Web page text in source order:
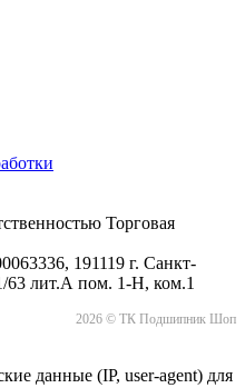
Торговая
191119 г. Санкт-
63 лит.А пом. 1-Н, ком.1
2026 © ТК Подшипник Шоп
данные (IP, user-agent) для